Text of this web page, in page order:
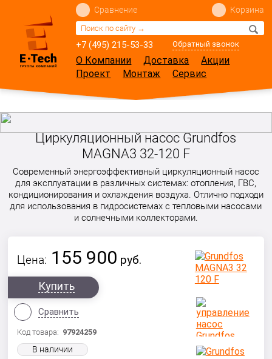
+7 (495) 215-53-33 Обратный звонок
Сравнение Корзина
О Компании Доставка
Акции
Проект
Монтаж Сервис
Циркуляционный насос Grundfos
MAGNA3 32-120 F
Современный энергоэффективный циркуляционный насос
для эксплуатации в различных системах: отопления, ГВС,
кондиционирования и охлаждения воздуха. Отлично подходи
для использования в гидросистемах с тепловыми насосами
и солнечными коллекторами.
Цена: 155 900 руб.
Купить
Сравнить
Код товара: 97924259
В наличии